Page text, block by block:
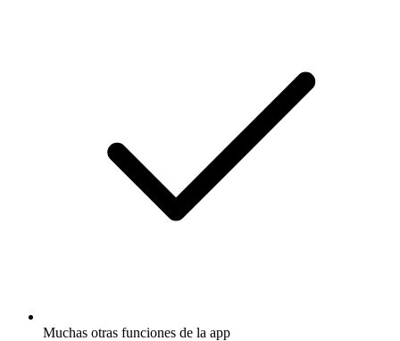
Muchas otras funciones de la app